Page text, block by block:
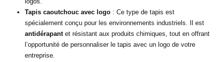
Tapis caoutchouc avec logo: Ce type de tapis est
spécialement conçu pour les environnements industriels. Il est
antidérapantet résistant aux produits chimiques, tout en offrant
l’opportunité de personnaliser le tapis avec un logo de votre
entreprise.